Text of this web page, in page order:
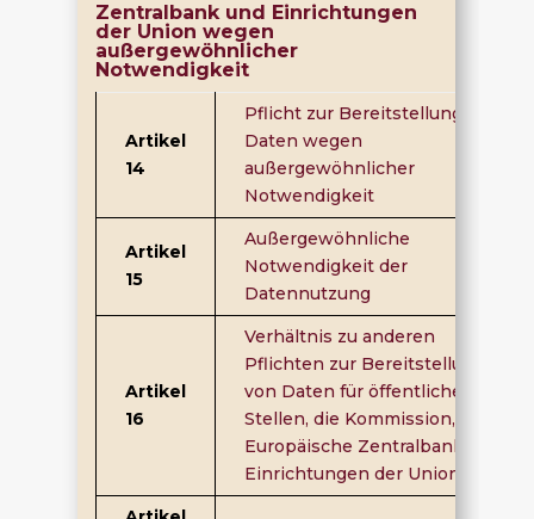
Zentralbank und Einrichtungen
der Union wegen
außergewöhnlicher
Notwendigkeit
Artikel
14
Pflicht zur Bereitstellung von
Daten wegen
außergewöhnlicher
Notwendigkeit
Artikel
15
Außergewöhnliche
Notwendigkeit der
Datennutzung
Artikel
16
Verhältnis zu anderen
Pflichten zur Bereitstellung
von Daten für öffentliche
Stellen, die Kommission, die
Europäische Zentralbank und
Einrichtungen der Union